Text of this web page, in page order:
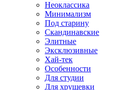
Неоклассика
Минимализм
Под старину
Скандинавские
Элитные
Эксклюзивные
Хай-тек
Особенности
Для студии
Для хрущевки